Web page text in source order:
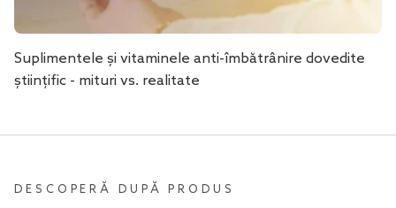
Suplimentele și vitaminele anti-îmbătrânire dovedite
științific - mituri vs. realitate
DESCOPERĂ DUPĂ PRODUS